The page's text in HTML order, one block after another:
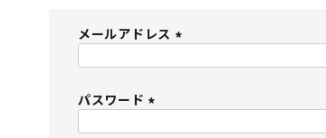
メールアドレス
パスワード